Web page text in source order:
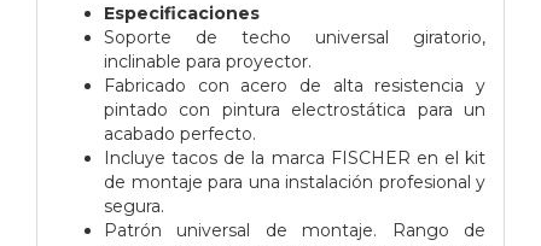
Especificaciones
Soporte de techo universal giratorio,
inclinable para proyector.
Fabricado con acero de alta resistencia y
pintado con pintura electrostática para un
acabado perfecto.
Incluye tacos de la marca FISCHER en el kit
de montaje para una instalación profesional y
segura.
Patrón universal de montaje. Rango de